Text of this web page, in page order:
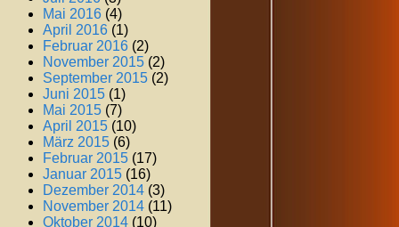
Mai 2016 (4)
April 2016 (1)
Februar 2016 (2)
November 2015 (2)
September 2015 (2)
Juni 2015 (1)
Mai 2015 (7)
April 2015 (10)
März 2015 (6)
Februar 2015 (17)
Januar 2015 (16)
Dezember 2014 (3)
November 2014 (11)
Oktober 2014 (10)